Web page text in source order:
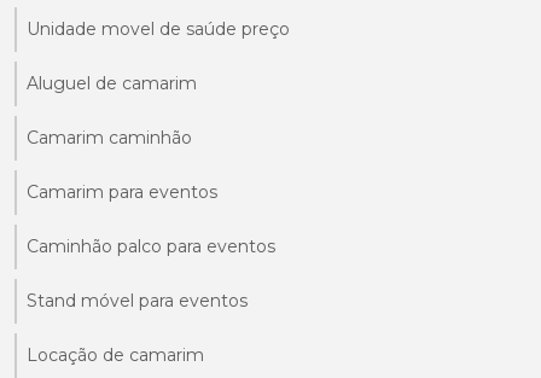
Unidade movel de saúde preço
Aluguel de camarim
Camarim caminhão
Camarim para eventos
Caminhão palco para eventos
Stand móvel para eventos
Locação de camarim